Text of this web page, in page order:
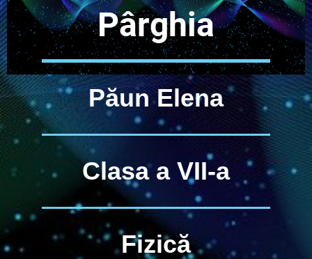
Pârghia
Păun Elena
Clasa a VII-a
Fizică